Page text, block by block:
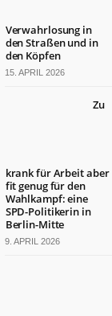
Verwahrlosung in
den Straßen und in
den Köpfen
15. APRIL 2026
Zu
krank für Arbeit aber
fit genug für den
Wahlkampf: eine
SPD-Politikerin in
Berlin-Mitte
9. APRIL 2026
Tradition
und
Fortschritt,
hier
eine
nahezu
einzigartige